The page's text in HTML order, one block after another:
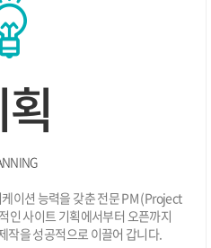
이트 개발
스 진행
트 리뉴얼
관리 시스템 Ver1.2 출시
/ B2C 관리 프로그램 개발
행기쁨 구축 전략적 제휴
05.
생물관리 프로그램 개발
01.
대출관리 프로그램 개발
이션 능력을 갖춘 전문 PM(Project
인 사이트 기획에서부터 오픈까지
작을 성공적으로 이끌어 갑니다.